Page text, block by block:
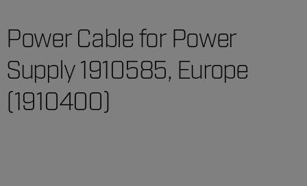
Power Cable for Power
Supply 1910585, Europe
(1910400)